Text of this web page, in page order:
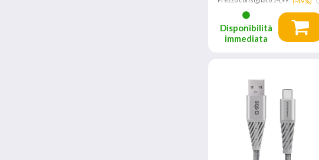
Disponibilità
immediata